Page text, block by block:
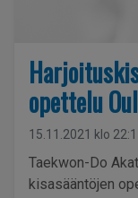
opettelu
15.11.2021 klo
Taekwon-Do
kisasääntöjen